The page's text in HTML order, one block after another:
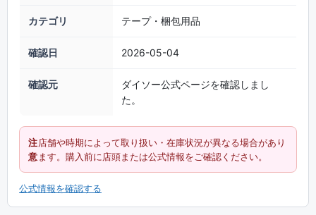
カテゴリ テープ・梱包用品
確認日 2026-05-04
確認元
ダイソー公式ページを確認しまし
た。
注
意
店舗や時期によって取り扱い・在庫状況が異なる場合があり
ます。購入前に店頭または公式情報をご確認ください。
公式情報を確認する